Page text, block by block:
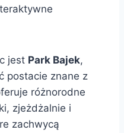
jest Park Bajek,
postacie znane z
różnorodne
zjeżdżalnie i
zachwycą